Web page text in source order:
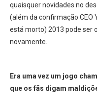
quaisquer novidades no
(além da confirmação CEO
está morto) 2013 pode ser
novamente.
Era uma vez um jogo
que os fãs digam